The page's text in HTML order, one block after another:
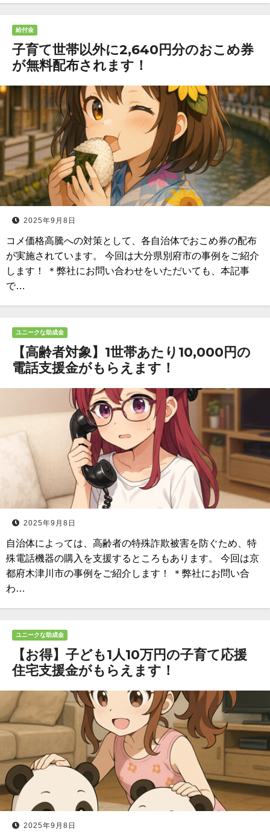
給付金
子育て世帯以外に2,640円分のおこめ券
が無料配布されます！
2025年9月8日
コメ価格高騰への対策として、各自治体でおこめ券の配布
が実施されています。 今回は大分県別府市の事例をご紹介
します！ ＊弊社にお問い合わせをいただいても、本記事
で…
ユニークな助成金
【高齢者対象】1世帯あたり10,000円の
電話支援金がもらえます！
2025年9月8日
自治体によっては、高齢者の特殊詐欺被害を防ぐため、特
殊電話機器の購入を支援するところもあります。 今回は京
都府木津川市の事例をご紹介します！ ＊弊社にお問い合
わ…
ユニークな助成金
【お得】子ども1人10万円の子育て応援
住宅支援金がもらえます！
2025年9月8日